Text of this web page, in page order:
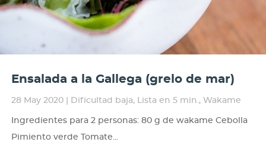
Ensalada a la Gallega (grelo de mar)
28 May 2020 Dificultad baja, Lista en 5 min., Wakame
Ingredientes para 2 personas: 80 g de wakame Cebolla
Pimiento verde Tomate...